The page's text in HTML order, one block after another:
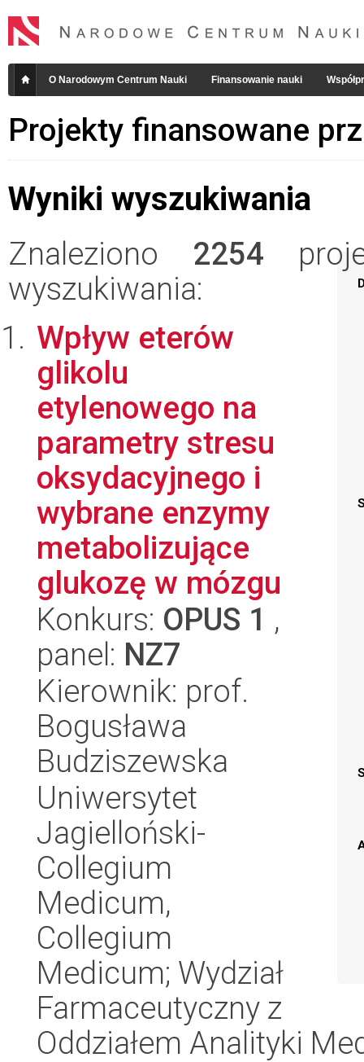
O Narodowym Centrum Nauki Finansowanie nauki
Projekty finansowane
Wyniki wyszukiwania
Znaleziono 2254
wyszukiwania:
Wpływ eterów
glikolu
etylenowego na
parametry stresu
oksydacyjnego i
wybrane enzymy
metabolizujące
glukozę w mózgu
Konkurs: OPUS 1 ,
panel: NZ7
Kierownik: prof.
Bogusława
Budziszewska
Uniwersytet
Jagielloński-
Collegium
Medicum,
Collegium
Medicum; Wydział
Farmaceutyczny z
Oddziałem Analityki